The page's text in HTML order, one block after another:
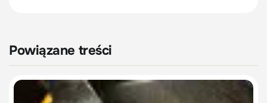
Powiązane treści